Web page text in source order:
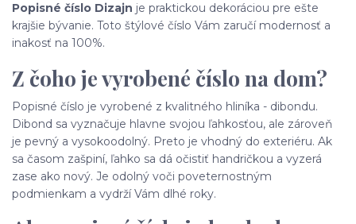
Popisné číslo Dizajn je praktickou dekoráciou pre ešte
krajšie bývanie. Toto štýlové číslo Vám zaručí modernosť a
inakosť na 100%.
Z čoho je vyrobené číslo na dom?
Popisné číslo je vyrobené z kvalitného hliníka - dibondu.
Dibond sa vyznačuje hlavne svojou ľahkosťou, ale zároveň
je pevný a vysokoodolný. Preto je vhodný do exteriéru. Ak
sa časom zašpiní, ľahko sa dá očistiť handričkou a vyzerá
zase ako nový. Je odolný voči poveternostným
podmienkam a vydrží Vám dlhé roky.